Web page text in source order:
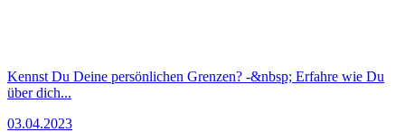
Kennst Du Deine persönlichen Grenzen? -&nbsp; Erfahre wie Du
über dich...
03.04.2023